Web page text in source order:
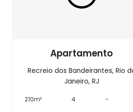
Apartamento
Recreio dos Bandeirantes, Rio
Janeiro, RJ
210m² 4 -